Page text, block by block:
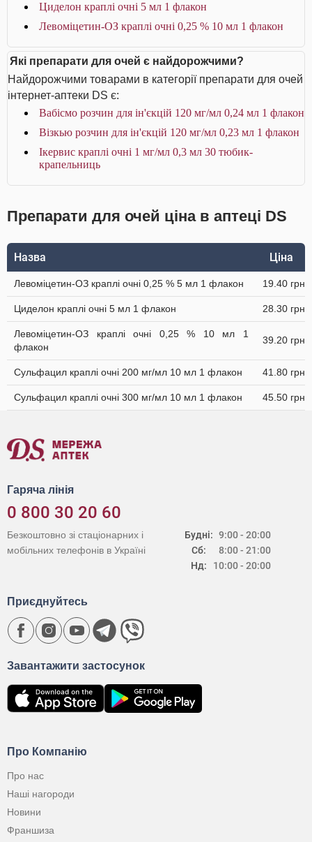
Циделон краплі очні 5 мл 1 флакон
Левоміцетин-ОЗ краплі очні 0,25 % 10 мл 1 флакон
Які препарати для очей є найдорожчими?
Найдорожчими товарами в категорії препарати для очей
інтернет-аптеки DS є:
Вабісмо розчин для ін'єкцій 120 мг/мл 0,24 мл 1 флакон
Візкью розчин для ін'єкцій 120 мг/мл 0,23 мл 1 флакон
Ікервис краплі очні 1 мг/мл 0,3 мл 30 тюбик-
крапельниць
Препарати для очей ціна в аптеці DS
Назва Ціна
Левоміцетин-ОЗ краплі очні 0,25 % 5 мл 1 флакон 19.40 грн
Циделон краплі очні 5 мл 1 флакон 28.30 грн
Левоміцетин-ОЗ краплі очні 0,25 % 10 мл 1
флакон
39.20 грн
Сульфацил краплі очні 200 мг/мл 10 мл 1 флакон 41.80 грн
Сульфацил краплі очні 300 мг/мл 10 мл 1 флакон 45.50 грн
Гаряча лінія
0 800 30 20 60
Будні:
Сб:
Нд:
9:00 - 20:00
8:00 - 21:00
10:00 - 20:00
Безкоштовно зі стаціонарних і
мобільних телефонів в Україні
Про Компанію
Про нас
Наші нагороди
Новини
Франшиза
Завантажити застосунок
Приєднуйтесь